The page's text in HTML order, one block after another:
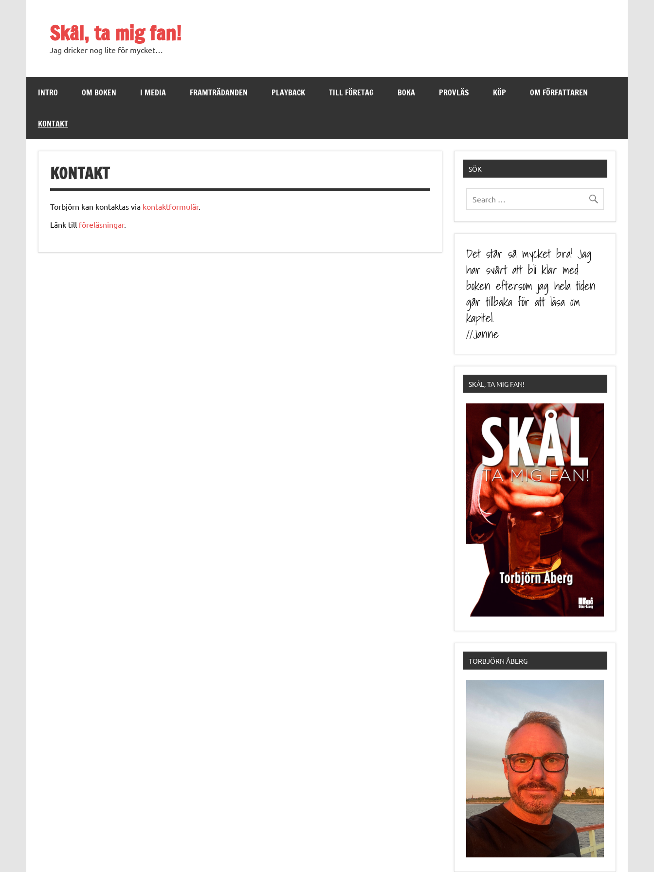
Skål, ta mig fan!
Jag dricker nog lite för mycket…
INTRO OM BOKEN I MEDIA FRAMTRÄDANDEN PLAYBACK TILL FÖRETAG BOKA PROVLÄS KÖP OM FÖRFATTAREN
KONTAKT
KONTAKT
Torbjörn kan kontaktas via kontaktformulär.
Länk till föreläsningar.
SÖK
Det står så mycket bra! Jag
har svårt att bli klar med
boken eftersom jag hela tiden
går tillbaka för att läsa om
kapitel.
//Janne
SKÅL, TA MIG FAN!
TORBJÖRN ÅBERG